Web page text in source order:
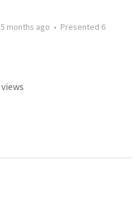
5 months ago • Presented 6
views